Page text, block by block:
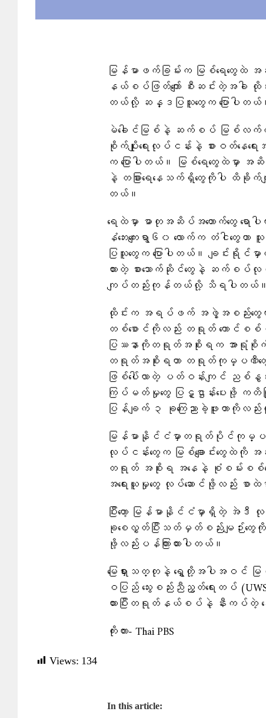
မြန်မာဖက်ခြမ်းက မြစ်ရေတွေထဲ
နယ်စပ်ဖြတ်ကျော် စီးဆင်းတဲ့အခါ
တယ်လို့ ဆန္ဒပြသူတွေက ​ပြောပါတယ်
မဲခေါင်မြစ်နဲ့ ဆက်စပ် မြစ်လက်တ
စိုက်ပျိုးရေးလုပ်ငန်းနဲ့ စားဝတ်နေရေ
က ပြောပါတယ်။ မြစ်ရေတွေထဲမှာ
နဲ့ တခြားရေနေသက်ရှိတွေကိုပါ ထိ
တယ်။
ရေထဲမှာ ဓာတုအဆိပ်အတောက်တွေ ရောပ
နံဘေးကျေးရွာ၆၀ လောက်က တံငါတွေ
ပြသူတွေက ပြောပါတယ်။ ချင်းရိုင်
ထားတဲ့ စားသောက်ဆိုင်တွေနဲ့ ဆက်စပ်လုပ်ငန်
ကျပ်တည်းကုန်တယ်လို့ သိရပါတယ်။
ထိုင်းက အရပ်ဖက် အဖွဲ့အစည်းတွေ
တစ်စောင်ကိုလည်း တရုတ် ကောင်စ
ပြဿနာကိုတရုတ်အစိုးရက အာရုံစိုက် အ
တရုတ်အစိုးရဟာ တရုတ်ကုမ္ပဏီတွေနဲ့
ဖြစ်ပေါ်လာတဲ့ ပတ်ဝန်းကျင် ညစ်နွ
ကြပ်မတ်မှုတွေ ပြဋ္ဌာန်းပေးဖို့ က
ပြန်ချက် ၃ ခုကြေညာခဲ့ဖူးတာကိုလည်
မြန်မာနိုင်ငံမှာတရုတ်ပိုင်ကုမ္ပဏီတွေ
လုပ်ငန်းတွေက မြစ်ချောင်းတွေထဲ
တရုတ် အစိုးရ အနေနဲ့ စုံစမ်းစစ်ဆေ
အရေးယူမှုတွေ လုပ်ဆောင်ဖို့လည်း စာထဲမှ
ပြီးတော့ မြန်မာနိုင်ငံမှာရှိတဲ့
ခုစေလွှတ်ပြီးသတ်မှတ်စည်းမျဉ်းတွ
ဖို့လည်းပန်ကြားထားပါတယ်။
မြေရှားသတ္တုနဲ့ ရွှေတို့အပါအဝင် မြစ်ခ
ဝပြည် သွေးစည်းညီညွတ်ရေးတပ်
ထားပြီးတရုတ်နယ်စပ်နဲ့ နီးကပ်တဲ့ န
ကိုးကား- Thai PBS
Views: 134
In this article: